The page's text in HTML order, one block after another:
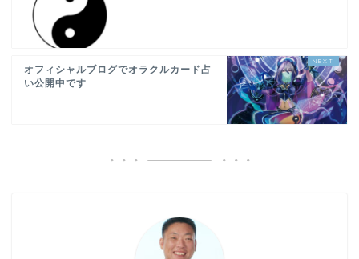
オフィシャルブログでオラクルカード占
い公開中です